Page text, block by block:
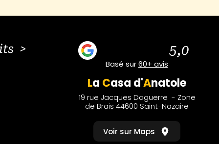
> 5,0
Basé sur60+ avis
La Casa d'Anatole
19 rue Jacques Daguerre - Zone
de Brais 44600 Saint-Nazaire
Voir sur Maps